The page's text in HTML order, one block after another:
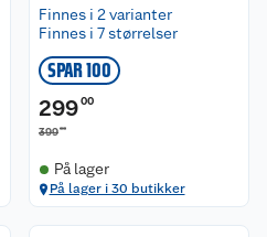
Finnes i 2 varianter
Finnes i 7 størrelser
SPAR 100
29900
39900
På lager
På lager i 30 butikker